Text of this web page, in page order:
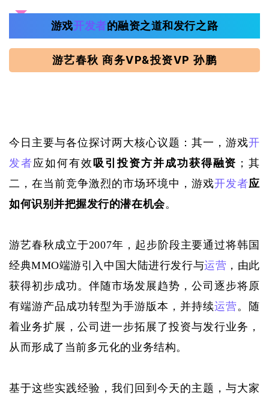
游戏开发者的融资之道和发行之路
游艺春秋 商务VP&投资VP 孙鹏
今日主要与各位探讨两大核心议题：其一，游戏开
发者应如何有效吸引投资方并成功获得融资 ；其
二，在当前竞争激烈的市场环境中，游戏开发者应
如何识别并把握发行的潜在机会。
游艺春秋成立于2007年，起步阶段主要通过将韩国
经典MMO端游引入中国大陆进行发行与运营 ，由此
获得初步成功。伴随市场发展趋势，公司逐步将原
有端游产品成功转型为手游版本，并持续运营。随
着业务扩展，公司进一步拓展了投资与发行业务，
从而形成了当前多元化的业务结构。
基于这些实践经验，我们回到今天的主题，与大家